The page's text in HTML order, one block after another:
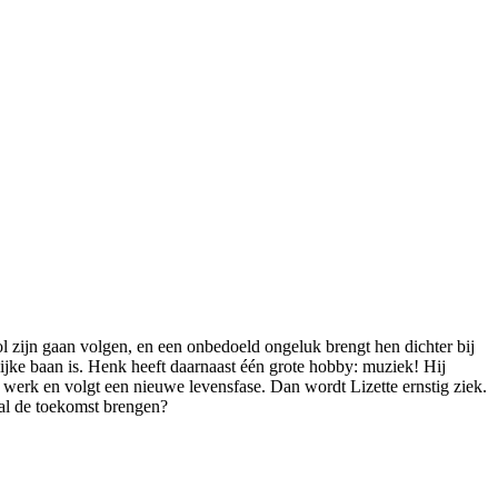
gaan volgen, en een onbedoeld ongeluk brengt hen dichter bij
baan is. Henk heeft daarnaast één grote hobby: muziek! Hij
en volgt een nieuwe levensfase. Dan wordt Lizette ernstig ziek.
de toekomst brengen?